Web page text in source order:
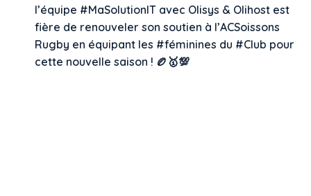
l’équipe #MaSolutionIT avec Olisys & Olihost est
fière de renouveler son soutien à l’ACSoissons
Rugby en équipant les #féminines du #Club pour
cette nouvelle saison ! 🏉🥇💯